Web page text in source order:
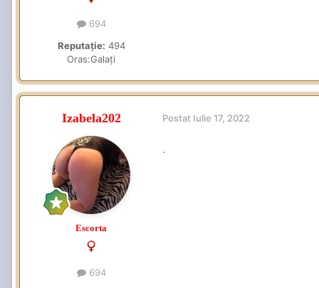
694
Reputație: 494
Oras:Galați
Izabela202
Escorta
694
Postat Iulie 17, 2022
.